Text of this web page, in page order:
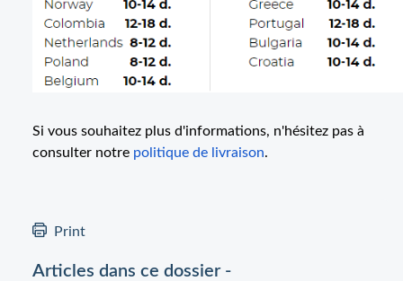
Si vous souhaitez plus d'informations, n'hésitez pas à
consulter notre politique de livraison.
Print
Articles dans ce dossier -